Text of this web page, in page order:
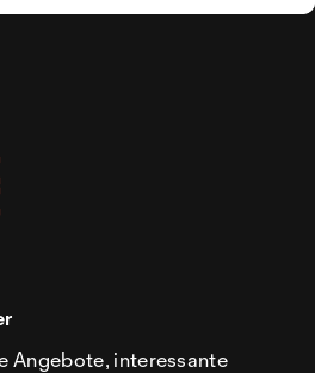
Angebote, interessante